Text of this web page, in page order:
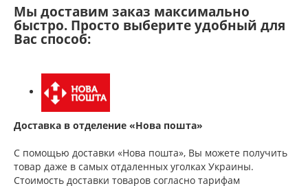
Мы доставим заказ максимально
быстро. Просто выберите удобный для
Вас способ:
Доставка в отделение «Нова пошта»
С помощью доставки «Нова пошта», Вы можете получить
товар даже в самых отдаленных уголках Украины.
Стоимость доставки товаров согласно тарифам